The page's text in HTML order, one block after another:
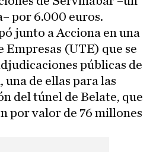
por 6.000 euros.
junto a Acciona en una
(UTE) que se
públicas de
de ellas para las
del túnel de Belate, que
por valor de 76 millones